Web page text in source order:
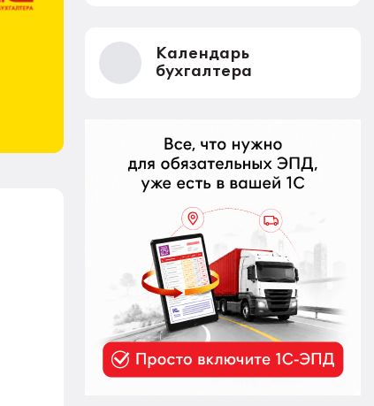
Платить их должны все собственники
гаражей.Календарь
бухгалтера